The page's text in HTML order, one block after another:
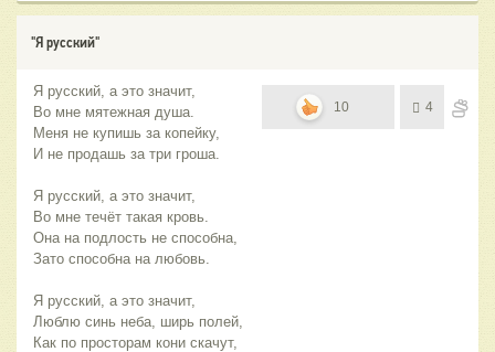
"Я русский"
Я русский, а это значит,
Во мне мятежная душа.
Меня не купишь за копейку,
И не продашь за три гроша.
Я русский, а это значит,
Во мне течёт такая кровь.
Она на подлость не способна,
Зато способна на любовь.
Я русский, а это значит,
Люблю синь неба, ширь полей,
Как по просторам кони скачут,
10 4